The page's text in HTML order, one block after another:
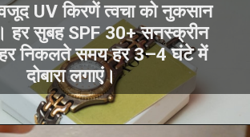
UV किरणें त्वचा को नुकसान
हर सुबह SPF 30+ सनस्क्रीन
निकलते समय हर 3–4 घंटे में
दोबारा लगाएं।